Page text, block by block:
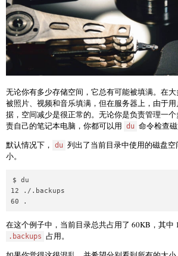
无论你有多少存储空间，它总有可能被填满。在
被照片、视频和音乐填满，但在服务器上，由于
据，空间减少是很正常的。无论你是负责管理一
责自己的笔记本电脑，你都可以用 du 命令检查磁
默认情况下，
du 列出了当前目录中使用的磁盘
小。
$ du
12 ./.backups
在这个例子中，当前目录总共占用了 60KB，其中
.backups 占用。